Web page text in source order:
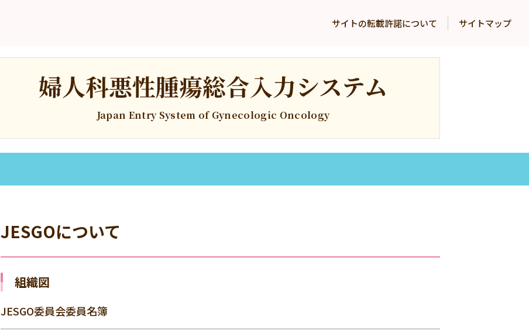
サイトの転載許諾について サイトマップ
婦人科悪性腫瘍総合入力システム
Japan Entry System of Gynecologic Oncology
JESGOについて
組織図
JESGO委員会委員名簿